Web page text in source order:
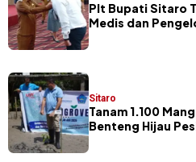
​Plt Bupati Sitaro
Medis dan
Sitaro
Tanam 1.100
Benteng Hijau